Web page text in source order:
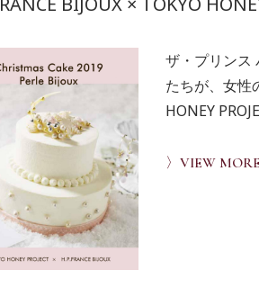
ザ・プリンス
たちが、女性
HONEY
〉VIEW MORE